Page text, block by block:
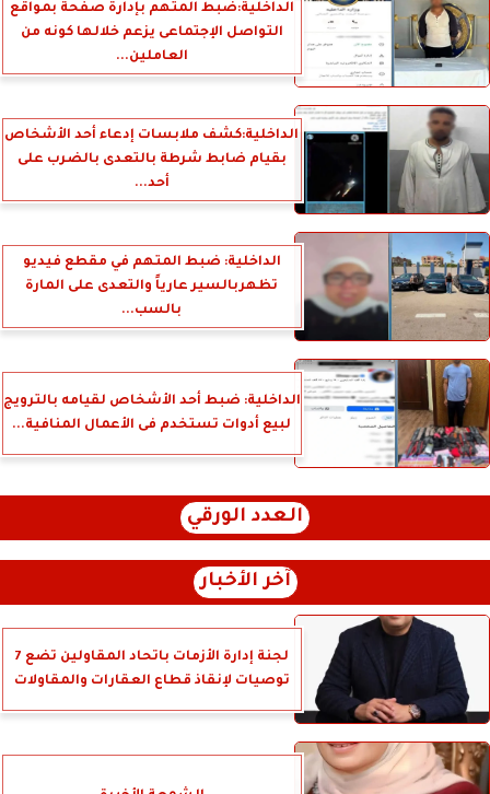
الداخلية:ضبط المتهم بإدارة صفحة بمواقع
التواصل الإجتماعى يزعم خلالها كونه من
العاملين...
الداخلية:كشف ملابسات إدعاء أحد الأشخاص
بقيام ضابط شرطة بالتعدى بالضرب على
أحد...
الداخلية: ضبط المتهم في مقطع فيديو
تظهربالسير عارياً والتعدى على المارة
بالسب...
الداخلية: ضبط أحد الأشخاص لقيامه بالترويج
لبيع أدوات تستخدم فى الأعمال المنافية...
العدد الورقي
آخر الأخبار
لجنة إدارة الأزمات باتحاد المقاولين تضع 7
توصيات لإنقاذ قطاع العقارات والمقاولات